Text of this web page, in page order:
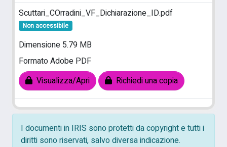
Scuttari_COrradini_VF_Dichiarazione_ID.pdf
Non accessibile
Dimensione 5.79 MB
Formato Adobe PDF
Visualizza/Apri
Richiedi una copia
I documenti in IRIS sono protetti da copyright e tutti i
diritti sono riservati, salvo diversa indicazione.